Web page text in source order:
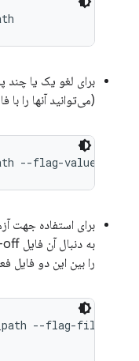
برای لغو یک یا چند
(می‌توانید آنها را
flag-
را بین این دو فایل
--flag-